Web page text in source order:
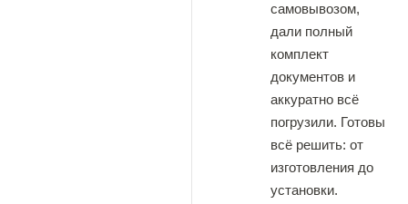
самовывозом,
дали полный
комплект
документов и
аккуратно всё
погрузили. Готовы
всё решить: от
изготовления до
установки.